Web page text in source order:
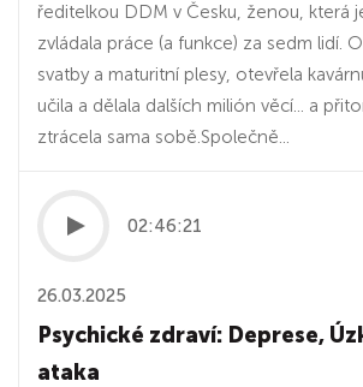
ředitelkou DDM v Česku, ženou, která
zvládala práce (a funkce) za sedm lidí.
svatby a maturitní plesy, otevřela
učila a dělala dalších milión věcí... a
ztrácela sama sobě.Společně...
02:46:21
26.03.2025
Psychické zdraví: Deprese,
ataka